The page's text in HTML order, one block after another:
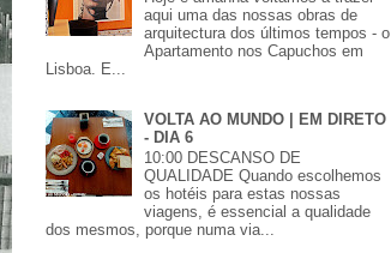
aqui uma das nossas obras de
arquitectura dos últimos tempos - o
Apartamento nos Capuchos em
Lisboa. E...
VOLTA AO MUNDO | EM DIRETO
- DIA 6
10:00 DESCANSO DE
QUALIDADE Quando escolhemos
os hotéis para estas nossas
viagens, é essencial a qualidade
dos mesmos, porque numa via...